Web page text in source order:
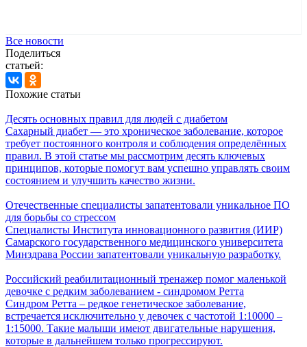
Все новости
Поделиться
статьей:
Похожие статьи
Десять основных правил для людей с диабетом
Сахарный диабет — это хроническое заболевание, которое
требует постоянного контроля и соблюдения определённых
правил. В этой статье мы рассмотрим десять ключевых
принципов, которые помогут вам успешно управлять своим
состоянием и улучшить качество жизни.
Отечественные специалисты запатентовали уникальное ПО
для борьбы со стрессом
Специалисты Института инновационного развития (ИИР)
Самарского государственного медицинского университета
Минздрава России запатентовали уникальную разработку.
Российский реабилитационный тренажер помог маленькой
девочке с редким заболеванием - синдромом Ретта
Синдром Ретта – редкое генетическое заболевание,
встречается исключительно у девочек с частотой 1:10000 –
1:15000. Такие малыши имеют двигательные нарушения,
которые в дальнейшем только прогрессируют.